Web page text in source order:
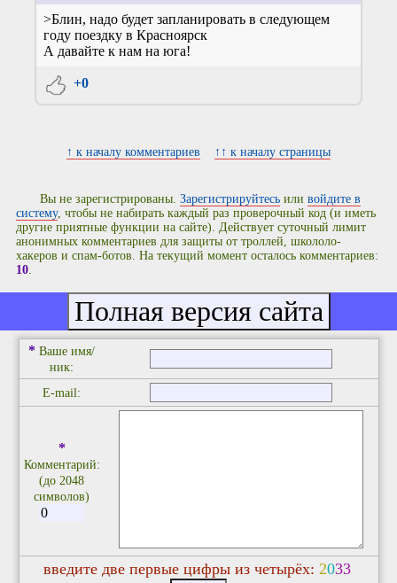
>Блин, надо будет запланировать в следующем
году поездку в Красноярск
А давайте к нам на юга!
+0
↑ к началу комментариев ↑↑ к началу страницы
Вы не зарегистрированы.Зарегистрируйтесь иливойдите в
систему, чтобы не набирать каждый раз проверочный код (и иметь
другие приятные функции на сайте). Действует суточный лимит
анонимных комментариев для защиты от троллей, школоло-
хакеров и спам-ботов. На текущий момент осталось комментариев:
10.
Добавить комментарий
* Ваше имя/
ник:
E-mail:
*
Комментарий:
(до 2048
символов)
введите две первые цифры из четырёх: 2033